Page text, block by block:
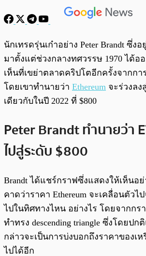
พร้อมเล่น
นักเทรดรุ่นเก๋าอย่าง Peter Brandt ซึ่ง
มาตั้งแต่ช่วงกลางทศวรรษ 1970 ได้อ
เห็นที่เขย่าตลาดคริปโตอีกครั้งจากก
โดยเขาทำนายว่า Ethereum จะร่วงล
เดียวกับในปี 2022 ที่ $800
Peter Brandt ทำนายว่า
ไปสู่ระดับ $800
Brandt ได้แชร์กราฟซึ่งแสดงให้เห็นอย่
คาดว่าราคา Ethereum จะเคลื่อนตัวไ
ไปในทิศทางไหน อย่างไร โดยจากกร
ทำทรง descending triangle ซึ่งโดยปก
กล่าวจะเป็นการบ่งบอกถึงราคาของเ
ไปได้อีก